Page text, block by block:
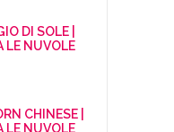
DI SOLE |
LE NUVOLE
CHINESE |
LE NUVOLE